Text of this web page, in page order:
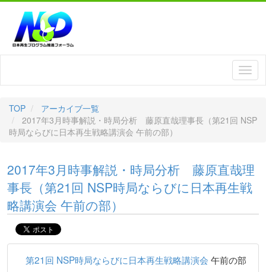
TOP
アーカイブ一覧
2017年3月時事解説・時局分析 藤原直哉理事長（第21回 NSP
時局ならびに日本再生戦略講演会 午前の部）
2017年3月時事解説・時局分析 藤原直哉理
事長（第21回 NSP時局ならびに日本再生戦
略講演会 午前の部）
第21回 NSP時局ならびに日本再生戦略講演会 午前の部